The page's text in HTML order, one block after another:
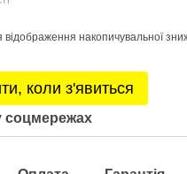
відображення накопичувальної
коли з'явиться
соцмережах